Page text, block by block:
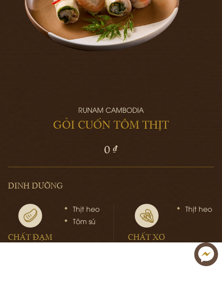
RUNAM CAMBODIA
GỎI CUỐN TÔM THỊT
0 ₫
DINH DƯỠNG
CHẤT ĐẠM
Thịt heo
Tôm sú
CHẤT XƠ
Thịt heo